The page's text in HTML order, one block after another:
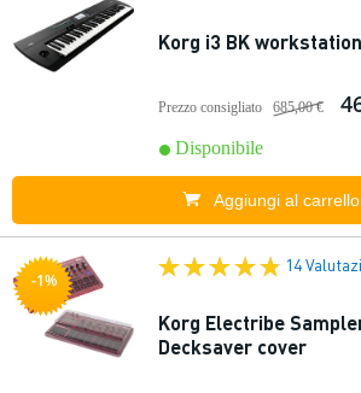
Korg i3 BK workstation
Prezzo consigliato 685,00 €
Disponibile
Aggiungi al carrello
-1%
14
Korg Electribe
Decksaver cover